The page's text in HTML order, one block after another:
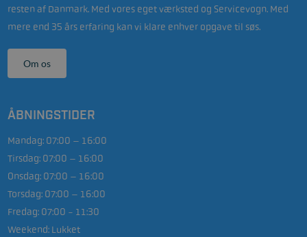
resten af Danmark. Med vores eget værksted og Servicevogn. Med
mere end 35 års erfaring kan vi klare enhver opgave til søs.
Om os
ÅBNINGSTIDER
Mandag:07:00 – 16:00
Tirsdag:07:00 – 16:00
Onsdag:07:00 – 16:00
Torsdag:07:00 – 16:00
Fredag:07:00 - 11:30
Weekend:Lukket